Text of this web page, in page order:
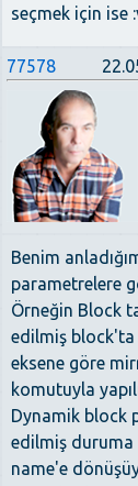
seçmek için ise
77578
Benim
parametrelere
Örneğin Block
edilmiş block'ta
eksene göre
komutuyla
Dynamik block
edilmiş
name'e